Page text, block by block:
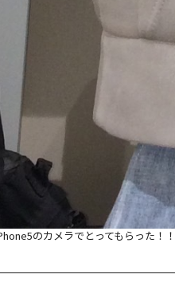
のカメラでとってもらった！！